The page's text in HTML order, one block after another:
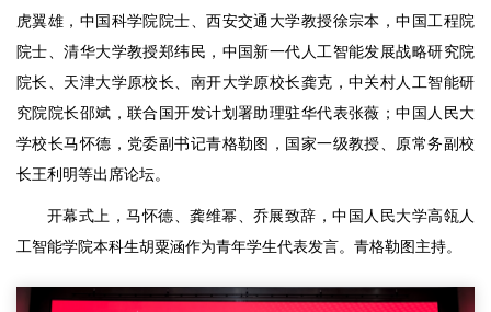
虎翼雄，中国科学院院士、西安交通大学教授徐宗本，中国工程院
院士、清华大学教授郑纬民，中国新一代人工智能发展战略研究院
院长、天津大学原校长、南开大学原校长龚克，中关村人工智能研
究院院长邵斌，联合国开发计划署助理驻华代表张薇；中国人民大
学校长马怀德，党委副书记青格勒图，国家一级教授、原常务副校
长王利明等出席论坛。
开幕式上，马怀德、龚维幂、乔展致辞，中国人民大学高瓴人
工智能学院本科生胡粟涵作为青年学生代表发言。青格勒图主持。